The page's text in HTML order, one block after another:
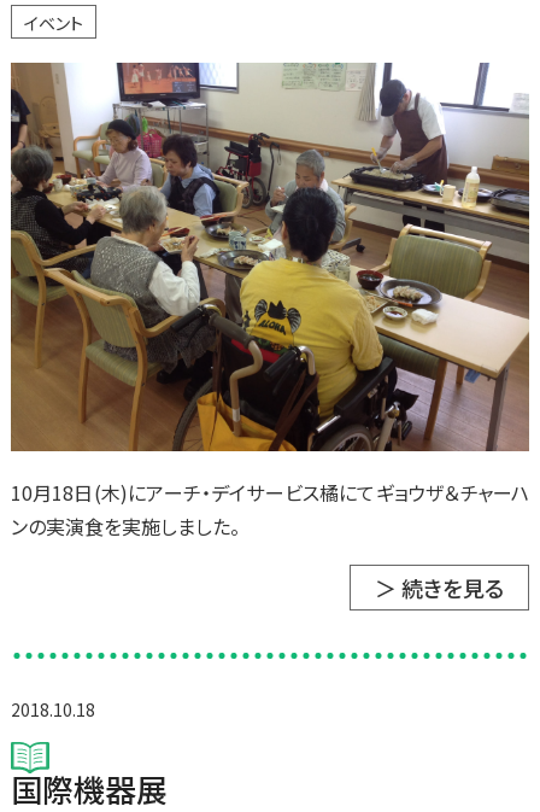
イベント
10月18日(木)にアーチ・デイサービス橘にてギョウザ＆チャーハ
ンの実演食を実施しました。
＞ 続きを見る
2018.10.18
国際機器展